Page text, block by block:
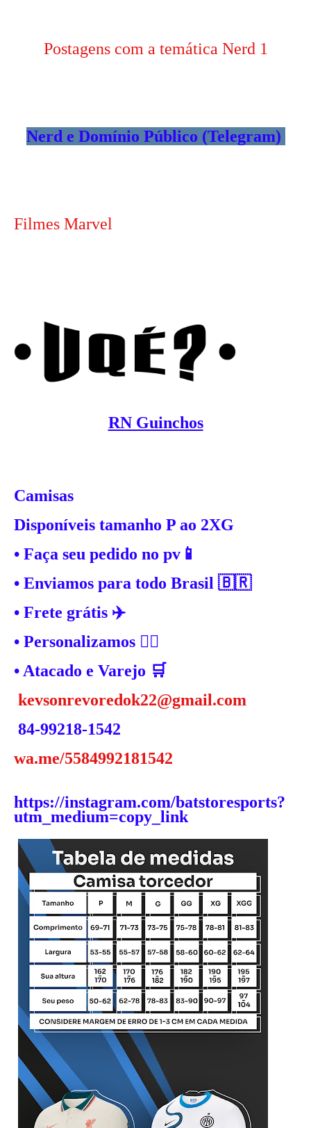
Postagens com a temática Nerd 1
Nerd e Domínio Público (Telegram)
Filmes Marvel
RN Guinchos
Camisas
Disponíveis tamanho P ao 2XG
• Faça seu pedido no pv📱
• Enviamos para todo Brasil 🇧🇷
• Frete grátis ✈️
• Personalizamos ✍🏼
• Atacado e Varejo 🛒
kevsonrevoredok22@gmail.com
84-99218-1542
wa.me/5584992181542
https://instagram.com/batstoresports?
utm_medium=copy_link